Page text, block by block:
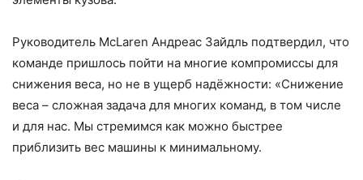
Руководитель McLaren Андреас Зайдль подтвердил, что
команде пришлось пойти на многие компромиссы для
снижения веса, но не в ущерб надёжности: «Снижение
веса – сложная задача для многих команд, в том числе
и для нас. Мы стремимся как можно быстрее
приблизить вес машины к минимальному.